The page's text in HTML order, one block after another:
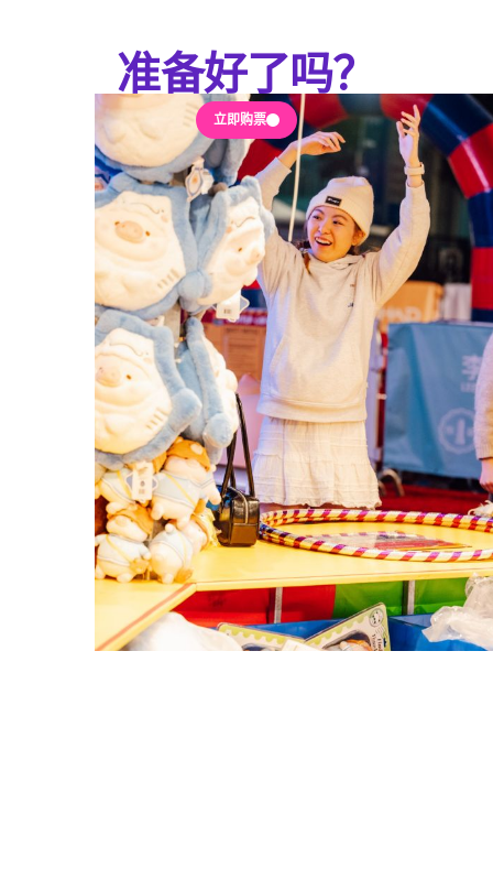
准备好了吗？
立即购票